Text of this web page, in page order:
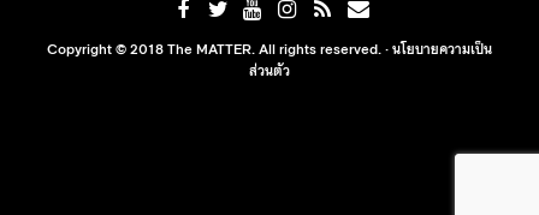
Copyright © 2018 The MATTER. All rights reserved. ·นโยบายความเป็น
ส่วนตัว